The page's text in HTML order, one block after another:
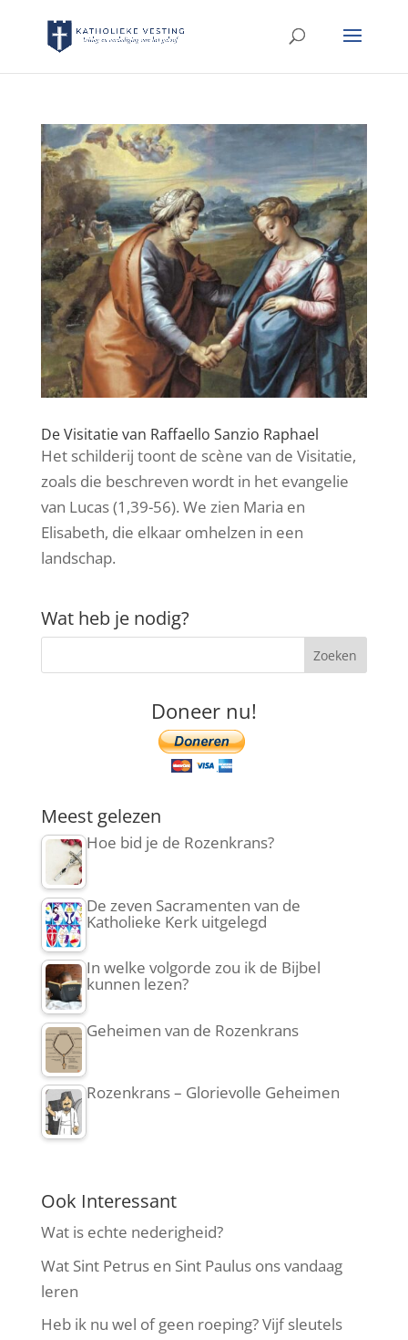
De Visitatie van Raffaello Sanzio Raphael
Het schilderij toont de scène van de Visitatie,
zoals die beschreven wordt in het evangelie
van Lucas (1,39-56). We zien Maria en
Elisabeth, die elkaar omhelzen in een
landschap.
Wat heb je nodig?
Doneer nu!
Meest gelezen
Hoe bid je de Rozenkrans?
De zeven Sacramenten van de
Katholieke Kerk uitgelegd
In welke volgorde zou ik de Bijbel
kunnen lezen?
Geheimen van de Rozenkrans
Rozenkrans – Glorievolle Geheimen
Ook Interessant
Wat is echte nederigheid?
Wat Sint Petrus en Sint Paulus ons vandaag
leren
Heb ik nu wel of geen roeping? Vijf sleutels